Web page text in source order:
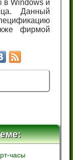
в Windows и
Данный
фирмой
часы